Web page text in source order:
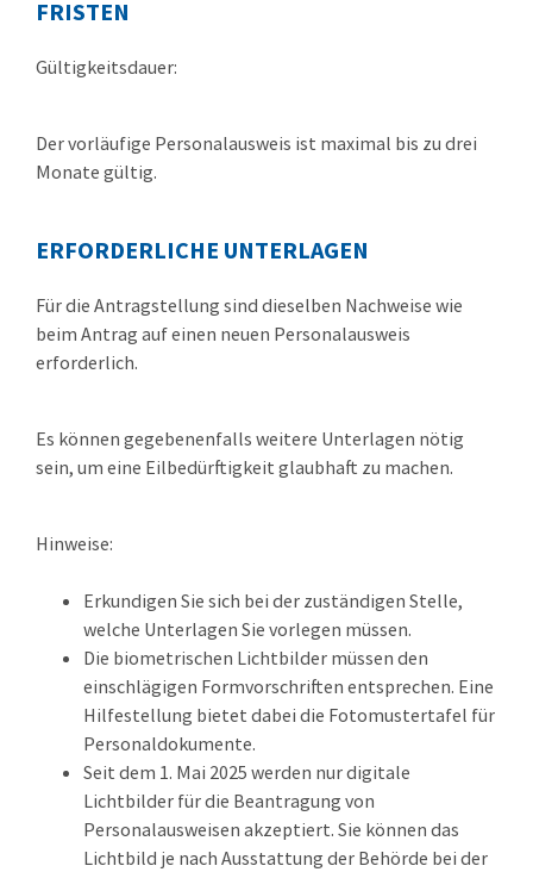
FRISTEN
Gültigkeitsdauer:
Dervorläufige Personalausweis ist maximal bis zu drei
Monate gültig.
ERFORDERLICHE UNTERLAGEN
Für die Antragstellung sind dieselben Nachweise wie
beim Antrag auf einen neuen Personalausweis
erforderlich.
Es können gegebenenfalls weitere Unterlagen nötig
sein, um eine Eilbedürftigkeit glaubhaft zu machen.
Hinweise:
Erkundigen Sie sich bei der zuständigen Stelle,
welche Unterlagen Sie vorlegen müssen.
Die biometrischen Lichtbilder müssen den
einschlägigen Formvorschriften entsprechen. Eine
Hilfestellung bietet dabei die Fotomustertafel für
Personaldokumente.
Seit dem 1. Mai 2025 werden nur digitale
Lichtbilder für die Beantragung von
Personalausweisen akzeptiert. Sie können das
Lichtbild je nach Ausstattung der Behörde bei der